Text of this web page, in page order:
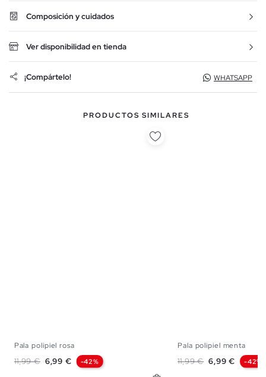
Composición y cuidados
Ver disponibilidad en tienda
¡Compártelo! WHATSAPP
PRODUCTOS SIMILARES
Pala polipiel rosa
Precio base
11,99 € Precio
6,99 € -42%
Pala polipiel menta
Precio base
11,99 € Precio
6,99 € -42%